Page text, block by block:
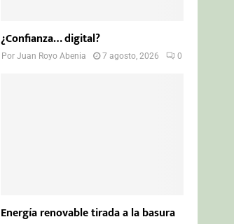
¿Confianza… digital?
PorJuan Royo Abenia 7 agosto, 2026 0
Energía renovable tirada a la basura